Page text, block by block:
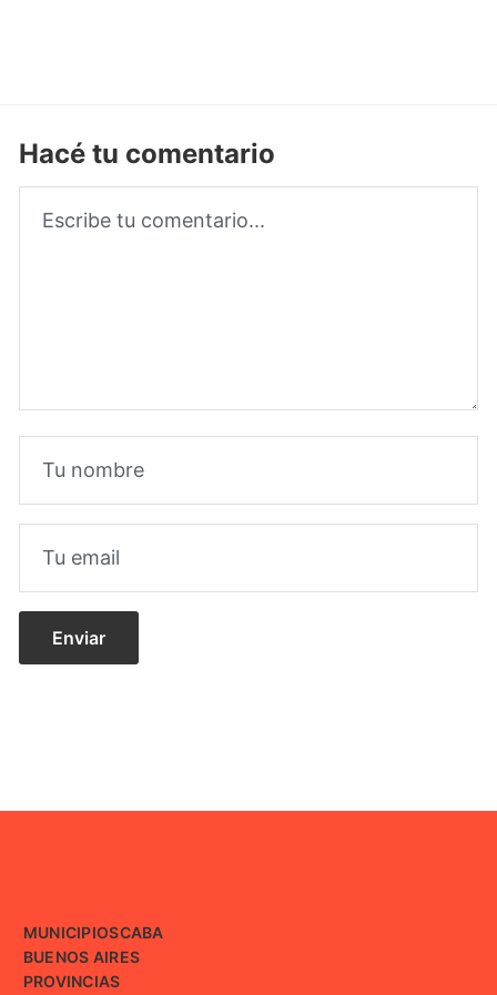
Hacé tu comentario
MUNICIPIOSCABA
BUENOS AIRES
PROVINCIAS